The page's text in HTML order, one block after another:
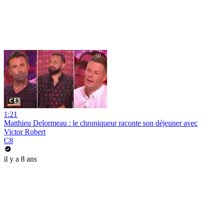
1:21
Matthieu Delormeau : le chroniqueur raconte son déjeuner avec
Victor Robert
C8
il y a 8 ans